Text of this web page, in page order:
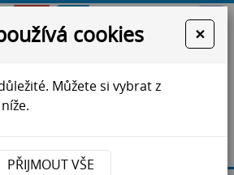
vazníky, dřevostavby, řezivo
cookies ×
Můžete si vybrat z
PŘIJMOUT VŠE